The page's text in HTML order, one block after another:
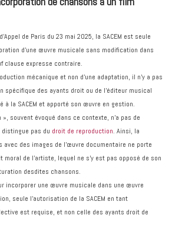
de Paris du 23 mai 2025, la SACEM est seule
d’une œuvre musicale sans modification dans
clause expresse contraire.
mécanique et non d’une adaptation, il n’y a pas
spécifique des ayants droit ou de l’éditeur musical
à la SACEM et apporté son œuvre en gestion.
souvent évoqué dans ce contexte, n’a pas de
pas du droit de reproduction. Ainsi, la
des images de l’œuvre documentaire ne porte
de l’artiste, lequel ne s’y est pas opposé de son
desdites chansons.
incorporer une œuvre musicale dans une œuvre
seule l’autorisation de la SACEM en tant
est requise, et non celle des ayants droit de